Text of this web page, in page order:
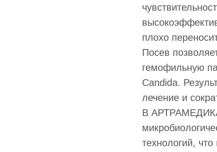
плохо
Посев
гемофильную
Candida.
лечение и
В АРТРАМЕДИКА
технологий, что